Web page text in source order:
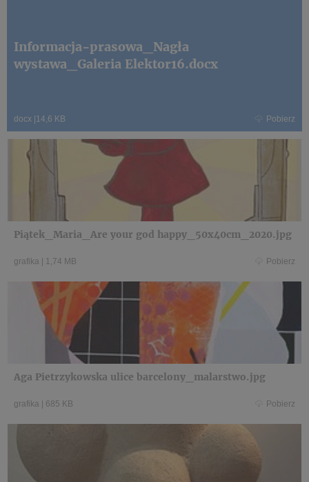
Informacja-prasowa_Nagła
wystawa_Galeria Elektor16.docx
docx 14,6 KB Pobierz
Piątek_Maria_Are your god happy_50x40cm_2020.jpg
grafika 1,74 MB Pobierz
Aga Pietrzykowska ulice barcelony_malarstwo.jpg
grafika 685 KB Pobierz